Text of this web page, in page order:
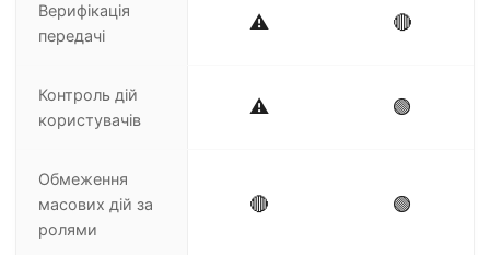
Верифікація
передачі
⚠️ 🔴
Контроль дій
користувачів
⚠️ 🟢
Обмеження
масових дій за
ролями
🔴 🟢